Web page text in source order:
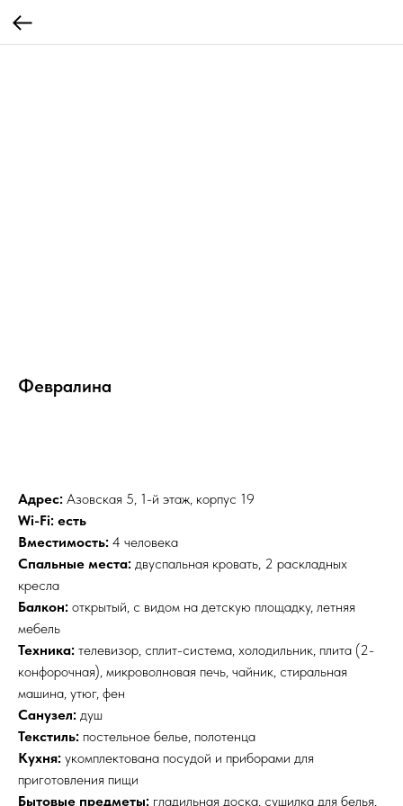
Февралина
Адрес: Азовская 5, 1-й этаж, корпус 19
Wi-Fi: есть
Вместимость: 4 человека
Спальные места: двуспальная кровать, 2 раскладных
кресла
Балкон: открытый, с видом на детскую площадку, летняя
мебель
Техника: телевизор, сплит-система, холодильник, плита (2-
конфорочная), микроволновая печь, чайник, стиральная
машина, утюг, фен
Санузел: душ
Текстиль: постельное белье, полотенца
Кухня: укомплектована посудой и приборами для
приготовления пищи
Бытовые предметы: гладильная доска, сушилка для белья,